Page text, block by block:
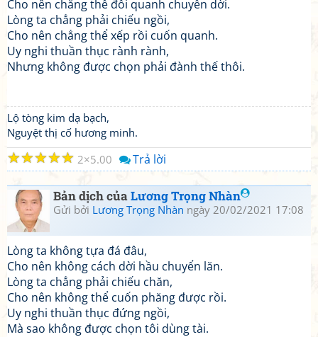
Cho nên chẳng thể đổi quanh chuyển dời.
Lòng ta chẳng phải chiếu ngồi,
Cho nên chẳng thể xếp rồi cuốn quanh.
Uy nghi thuần thục rành rành,
Nhưng không được chọn phải đành thế thôi.
Lộ tòng kim dạ bạch,
Nguyệt thị cố hương minh.
☆
☆
☆
☆
☆ 2 5.00 Trả lời
Bản dịch củaLương Trọng Nhàn
Gửi bởi Lương Trọng Nhàn ngày 20/02/2021 17:08
Lòng ta không tựa đá đâu,
Cho nên không cách dời hầu chuyển lăn.
Lòng ta chẳng phải chiếu chăn,
Cho nên không thể cuốn phăng được rồi.
Uy nghi thuần thục đứng ngồi,
Mà sao không được chọn tôi dùng tài.